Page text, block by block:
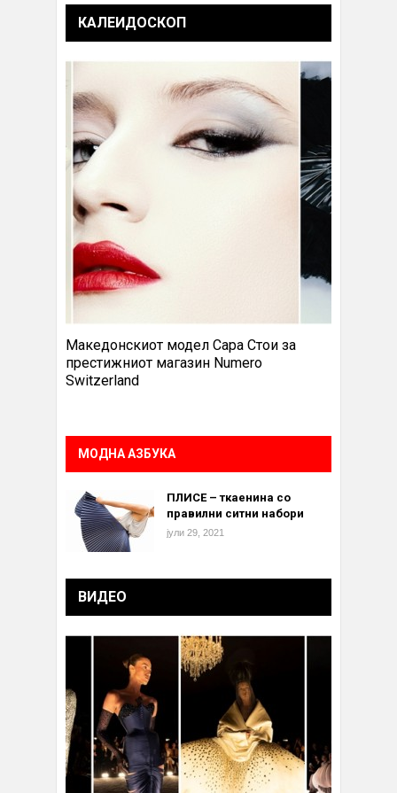
КАЛЕИДОСКОП
Македонскиот модел Сара Стои за
престижниот магазин Numero
Switzerland
МОДНА АЗБУКА
ПЛИСЕ – ткаенина со
правилни ситни набори
јули 29, 2021
ВИДЕО